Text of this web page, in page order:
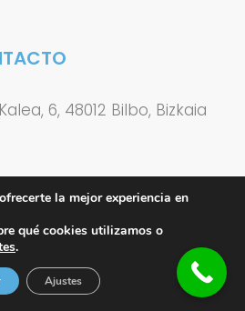
6, 48012 Bilbo, Bizkaia
la mejor experiencia en
qué cookies utilizamos o
.
Ajustes